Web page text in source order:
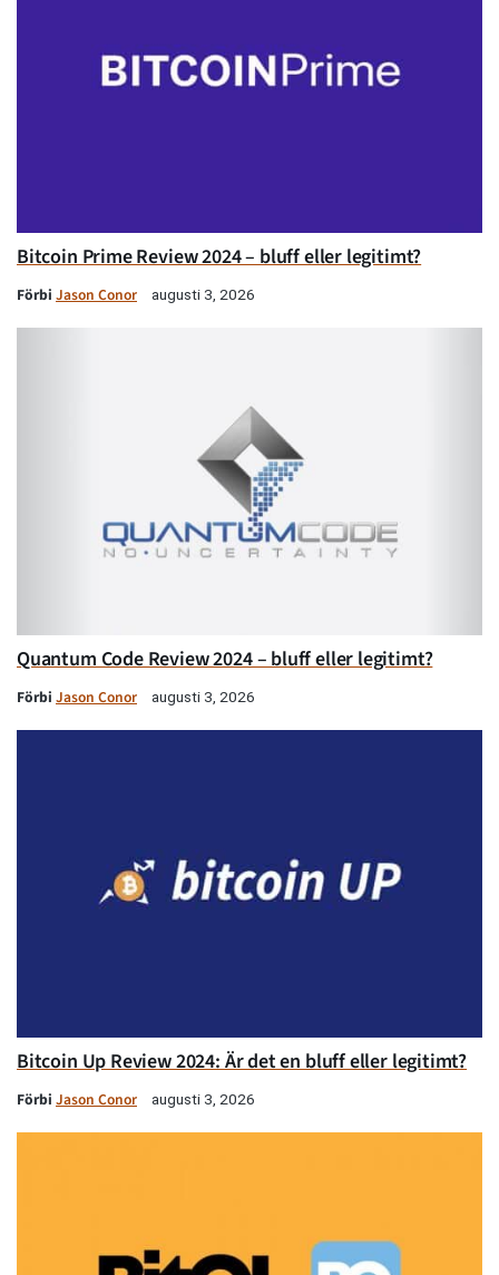
Bitcoin Prime Review 2024 – bluff eller legitimt?
Förbi Jason Conor augusti 3, 2026
Quantum Code Review 2024 – bluff eller legitimt?
Förbi Jason Conor augusti 3, 2026
Bitcoin Up Review 2024: Är det en bluff eller legitimt?
Förbi Jason Conor augusti 3, 2026